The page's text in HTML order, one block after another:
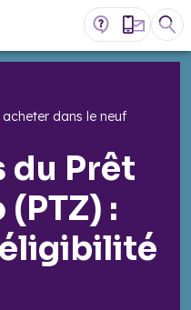
dans le neuf
du Prêt
(PTZ) :